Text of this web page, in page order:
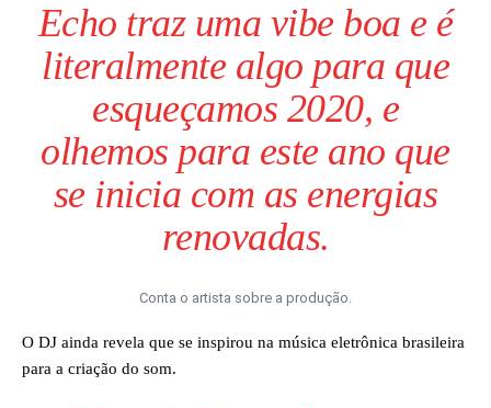
Echo traz uma vibe boa e é
literalmente algo para que
esqueçamos 2020, e
olhemos para este ano que
se inicia com as energias
renovadas.
Conta o artista sobre a produção.
O DJ ainda revela que se inspirou na música eletrônica brasileira
para a criação do som.